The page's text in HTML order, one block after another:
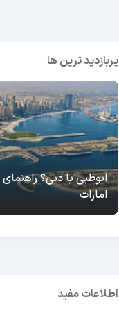
پربازدید ترین ها
ابوظبی یا دبی؟
امارات
اطلاعات مفید